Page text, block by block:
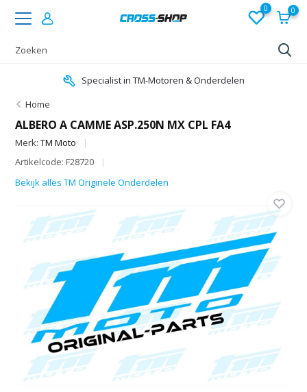
0 0
Specialist in TM-Motoren & Onderdelen
Home
ALBERO A CAMME ASP.250N MX CPL FA4
Merk:TM Moto
Artikelcode: F28720
Bekijk alles TM Originele Onderdelen